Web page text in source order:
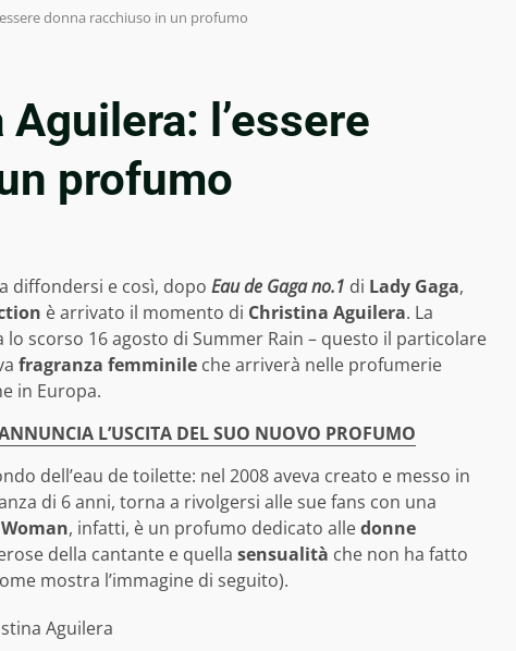
donna racchiuso in un profumo
l’essere
profumo
diffondersi e così, dopo Eau de Gaga no.1 di Lady Gaga,
è arrivato il momento di Christina Aguilera. La
lo scorso 16 agosto di Summer Rain – questo il particolare
fragranza femminile che arriverà nelle profumerie
in Europa.
L’USCITA DEL SUO NUOVO PROFUMO
dell’eau de toilette: nel 2008 aveva creato e messo in
di 6 anni, torna a rivolgersi alle sue fans con una
Woman, infatti, è un profumo dedicato alledonne
della cantante e quella sensualità che non ha fatto
mostra l’immagine di seguito).